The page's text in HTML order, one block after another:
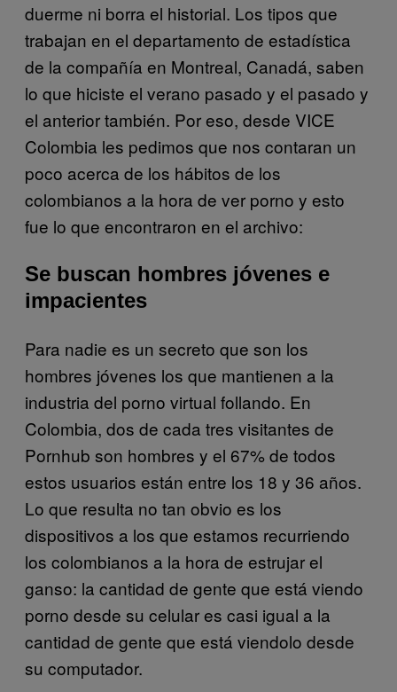
duerme ni borra el historial. Los tipos que
trabajan en el departamento de estadística
de la compañía en Montreal, Canadá, saben
lo que hiciste el verano pasado y el pasado y
el anterior también. Por eso, desde VICE
Colombia les pedimos que nos contaran un
poco acerca de los hábitos de los
colombianos a la hora de ver porno y esto
fue lo que encontraron en el archivo:
Se buscan hombres jóvenes e
impacientes
Para nadie es un secreto que son los
hombres jóvenes los que mantienen a la
industria del porno virtual follando. En
Colombia, dos de cada tres visitantes de
Pornhub son hombres y el 67% de todos
estos usuarios están entre los 18 y 36 años.
Lo que resulta no tan obvio es los
dispositivos a los que estamos recurriendo
los colombianos a la hora de estrujar el
ganso: la cantidad de gente que está viendo
porno desde su celular es casi igual a la
cantidad de gente que está viendolo desde
su computador.